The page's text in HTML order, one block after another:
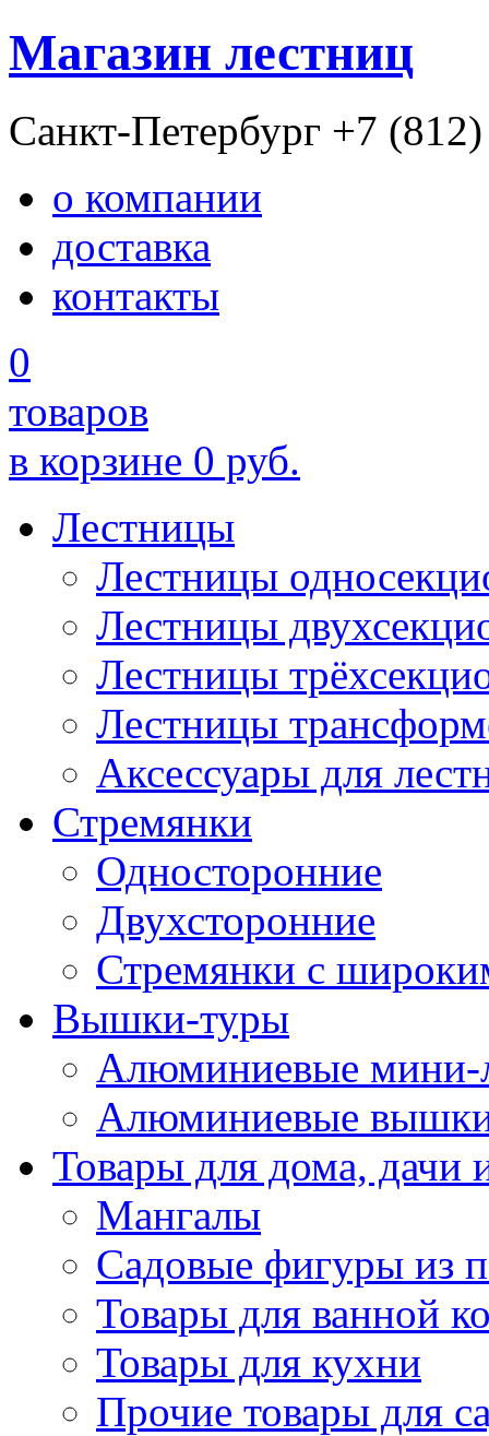
Магазин лестниц
Санкт-Петербург +7 (812)
о компании
доставка
контакты
0
товаров
в корзине 0 руб.
Лестницы
Лестницы
Лестницы
Лестницы
Лестницы
Аксессуары для
Стремянки
Односторонние
Двухсторонние
Стремянки с
Вышки-туры
Алюминиевые мини-
Алюминиевые
Товары для дома, дачи
Мангалы
Садовые фигуры из
Товары для ванной
Товары для кухни
Прочие товары для